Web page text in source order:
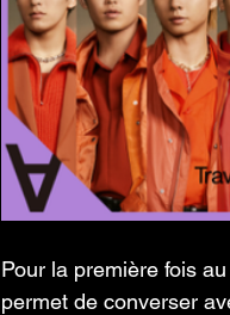
Pour la première fois
permet de converser